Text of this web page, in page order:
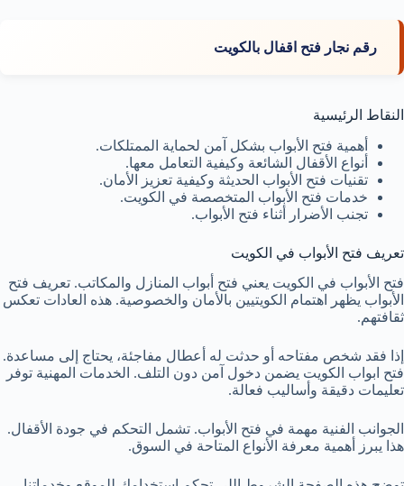
رقم نجار فتح اقفال بالكويت
النقاط الرئيسية
أهمية فتح الأبواب بشكل آمن لحماية الممتلكات.
أنواع الأقفال الشائعة وكيفية التعامل معها.
تقنيات فتح الأبواب الحديثة وكيفية تعزيز الأمان.
خدمات فتح الأبواب المتخصصة في الكويت.
تجنب الأضرار أثناء فتح الأبواب.
تعريف فتح الأبواب في الكويت
فتح الأبواب في الكويت يعني فتح أبواب المنازل والمكاتب. تعريف فتح
الأبواب يظهر اهتمام الكويتيين بالأمان والخصوصية. هذه العادات تعكس
ثقافتهم.
إذا فقد شخص مفتاحه أو حدثت له أعطال مفاجئة، يحتاج إلى مساعدة.
فتح ابواب الكويت يضمن دخول آمن دون التلف. الخدمات المهنية توفر
تعليمات دقيقة وأساليب فعالة.
الجوانب الفنية مهمة في فتح الأبواب. تشمل التحكم في جودة الأقفال.
هذا يبرز أهمية معرفة الأنواع المتاحة في السوق.